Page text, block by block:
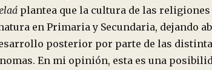
plantea que la cultura de las religiones
en Primaria y Secundaria, dejando
posterior por parte de las
En mi opinión, esta es una